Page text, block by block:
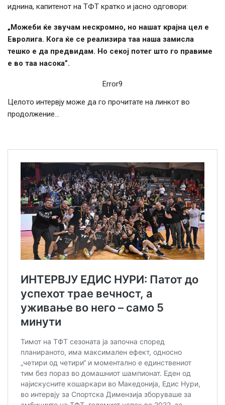
иднина, капитенот на ТФТ кратко и јасно одговори:
„Можеби ќе звучам нескромно, но нашат крајна цел е
Евролига. Кога ќе се реализира таа наша замисла
тешко е да предвидам. Но секој потег што го правиме
е во таа насока”.
Error9
Целото интервју може да го прочитате на линкот во
продолжение…